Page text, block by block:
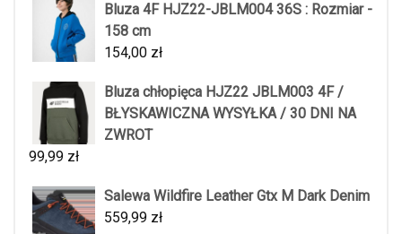
Bluza 4F HJZ22-JBLM004 36S : Rozmiar -
158 cm
154,00 zł
Bluza chłopięca HJZ22 JBLM003 4F /
BŁYSKAWICZNA WYSYŁKA / 30 DNI NA
ZWROT
99,99 zł
Salewa Wildfire Leather Gtx M Dark Denim
559,99 zł